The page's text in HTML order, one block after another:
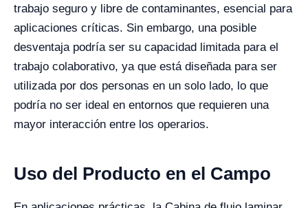
trabajo seguro y libre de contaminantes, esencial para
aplicaciones críticas. Sin embargo, una posible
desventaja podría ser su capacidad limitada para el
trabajo colaborativo, ya que está diseñada para ser
utilizada por dos personas en un solo lado, lo que
podría no ser ideal en entornos que requieren una
mayor interacción entre los operarios.
Uso del Producto en el Campo